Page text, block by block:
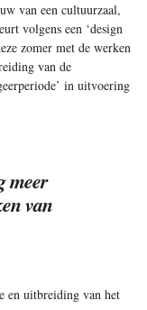
van een cultuurzaal,
volgens een ‘design
zomer met de werken
van de
in uitvoering
meer
van
en uitbreiding van het